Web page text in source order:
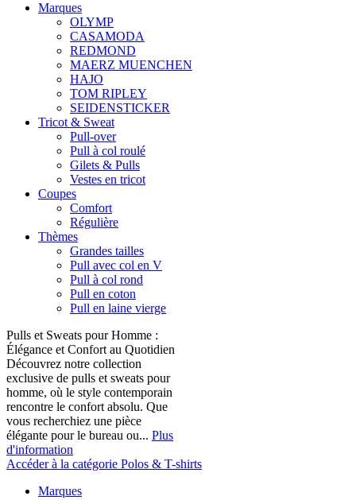
Marques
OLYMP
CASAMODA
REDMOND
MAERZ MUENCHEN
HAJO
TOM RIPLEY
SEIDENSTICKER
Tricot & Sweat
Pull-over
Pull à col roulé
Gilets & Pulls
Vestes en tricot
Coupes
Comfort
Régulière
Thèmes
Grandes tailles
Pull avec col en V
Pull à col rond
Pull en coton
Pull en laine vierge
Pulls et Sweats pour Homme :
Élégance et Confort au Quotidien
Découvrez notre collection
exclusive de pulls et sweats pour
homme, où le style contemporain
rencontre le confort absolu. Que
vous recherchiez une pièce
élégante pour le bureau ou... Plus
d'information
Accéder à la catégorie Polos & T-shirts
Marques